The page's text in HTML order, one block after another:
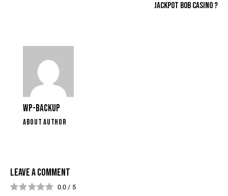
JACKPOT BOB CASINO ?
WP-BACKUP
ABOUT AUTHOR
LEAVE A COMMENT
0.0 / 5